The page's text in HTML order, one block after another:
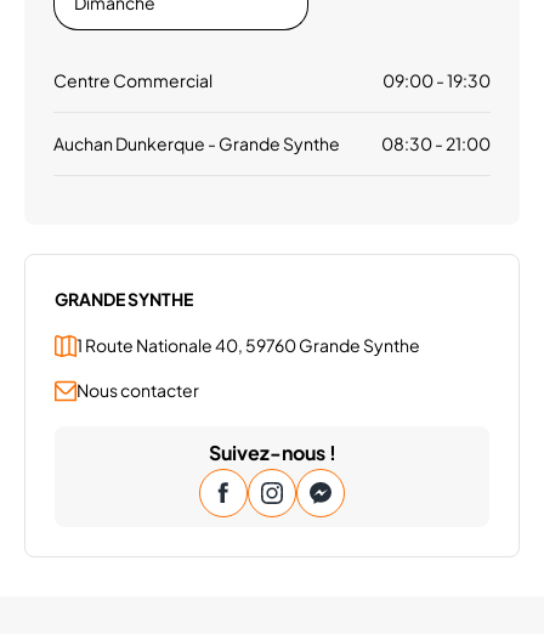
Centre Commercial 09:00 - 19:30
Auchan Dunkerque - Grande Synthe 08:30 - 21:00
GRANDE SYNTHE
1 Route Nationale 40, 59760 Grande Synthe
Nous contacter
Suivez-nous !